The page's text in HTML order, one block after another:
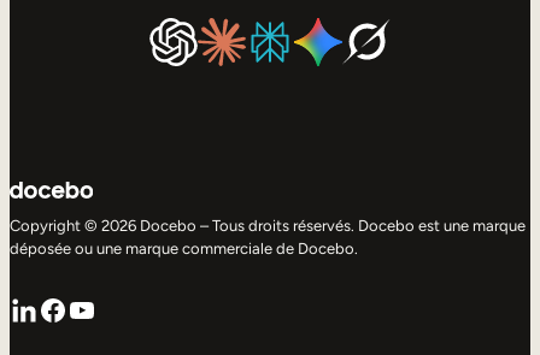
Copyright © 2026 Docebo – Tous droits réservés. Docebo est une marque
déposée ou une marque commerciale de Docebo.
LinkedIn
Facebook
YouTube